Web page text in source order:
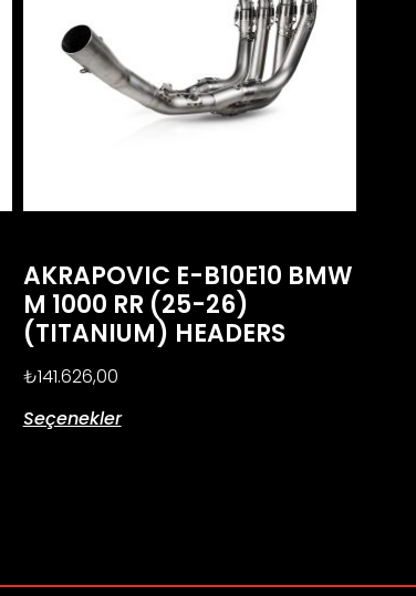
AKRAPOVIC E-B10E10 BMW
M 1000 RR (25-26)
(TITANIUM) HEADERS
₺141.626,00
Seçenekler